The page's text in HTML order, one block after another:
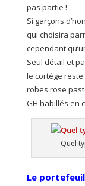
pas partie !
Si garçons
qui choisira
cependant
Seul détail et
le cortège
robes rose
GH habillés en
Quel
Le